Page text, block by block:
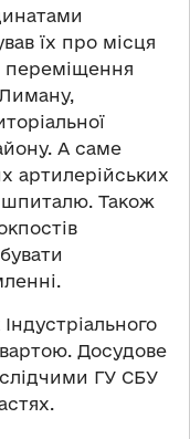
їх про місця
переміщення
А саме
артилерійських
шпиталю. Також
Досудове
ГУ СБУ